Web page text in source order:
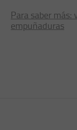
Para saber
empuñaduras